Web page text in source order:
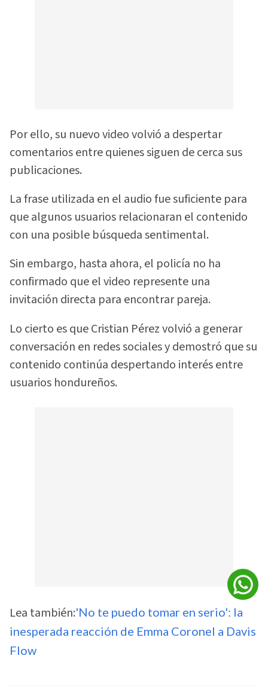
Por ello, su nuevo video volvió a despertar
comentarios entre quienes siguen de cerca sus
publicaciones.
La frase utilizada en el audio fue suficiente para
que algunos usuarios relacionaran el contenido
con una posible búsqueda sentimental.
Sin embargo, hasta ahora, el policía no ha
confirmado que el video represente una
invitación directa para encontrar pareja.
Lo cierto es que Cristian Pérez volvió a generar
conversación en redes sociales y demostró que su
contenido continúa despertando interés entre
usuarios hondureños.
Lea también:'No te puedo tomar en serio': la
inesperada reacción de Emma Coronel a Davis
Flow